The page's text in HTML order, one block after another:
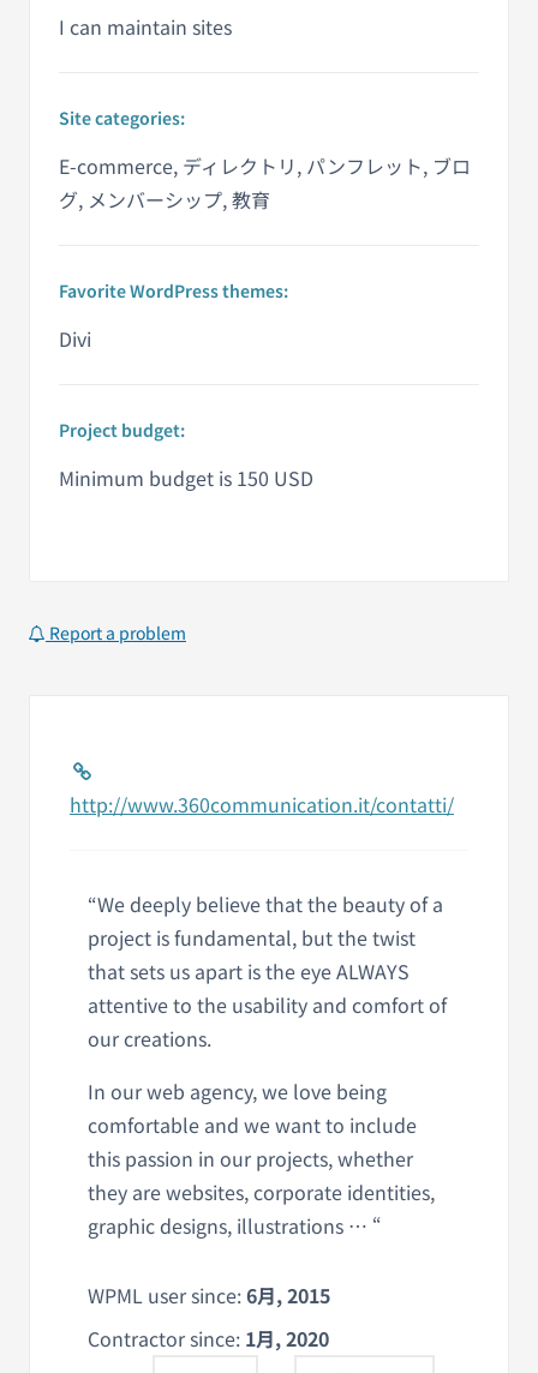
I can maintain sites
Site categories:
E-commerce, ディレクトリ, パンフレット, ブロ
グ, メンバーシップ, 教育
Favorite WordPress themes:
Divi
Project budget:
Minimum budget is 150 USD
Report a problem
http://www.360communication.it/contatti/
“We deeply believe that the beauty of a
project is fundamental, but the twist
that sets us apart is the eye ALWAYS
attentive to the usability and comfort of
our creations.
In our web agency, we love being
comfortable and we want to include
this passion in our projects, whether
they are websites, corporate identities,
graphic designs, illustrations … “
WPML user since:6月, 2015
Contractor since: 1月, 2020